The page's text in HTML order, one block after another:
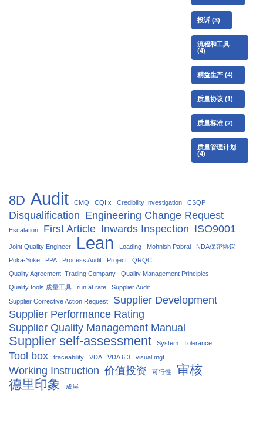
投诉(3)
流程和工具
(4)
精益生产 (4)
质量协议 (1)
质量标准 (2)
质量管理计划
(4)
8D Audit CMQ CQI x Credibility Investigation CSQP
Disqualification Engineering Change Request
Escalation First Article Inwards Inspection ISO9001
Joint Quality Engineer Lean Loading Mohnish Pabrai
NDA保密协议
Poka-Yoke
PPA Process Audit Project
QRQC
Quality Agreement, Trading Company
Quality Management Principles
Quality tools 质量工具
run at rate
Supplier Audit
Supplier Corrective Action Request
Supplier Development
Supplier Performance Rating
Supplier Quality Management Manual
Supplier self-assessment System Tolerance
Tool box traceability VDA VDA 6.3 visual mgt
Working Instruction 价值投资 可行性
审核
德里印象
成层